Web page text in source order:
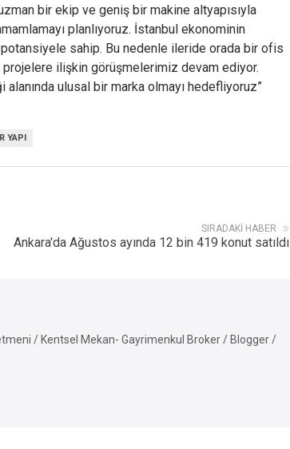
bir ekip ve geniş bir makine altyapısıyla
planlıyoruz. İstanbul ekonominin
potansiyele sahip. Bu nedenle ileride orada bir ofis
ilişkin görüşmelerimiz devam ediyor.
ulusal bir marka olmayı hedefliyoruz”
YAPI
SIRADAKI HABER
Ankara'da Ağustos ayında 12 bin 419 konut satıldı
/ Kentsel Mekan- Gayrimenkul Broker / Blogger /